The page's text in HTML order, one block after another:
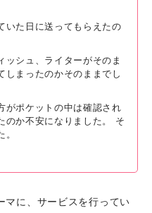
いた日に送ってもらえたの
ッシュ、ライターがそのま
しまったのかそのままでし
がポケットの中は確認され
のか不安になりました。 そ
マに、サービスを行ってい